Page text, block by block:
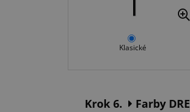
Klasické
Krok 6. Farby DRE